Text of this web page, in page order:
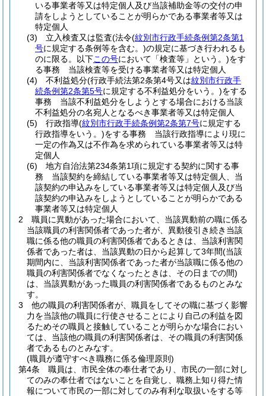
いる事業者等又は特定個人及び当該補助金等の交付の申
請をしようとしていることが明らかである事業者等又は
特定個人
(3)
立入検査又は監査(法令(紋別市行政手続条例第2条第1
号に規定する条例等を含む。)の規定に基づき行われるも
のに限る。以下この号において「検査等」という。)をす
る事務 当該検査等を受ける事業者等又は特定個人
(4)
不利益処分(行政手続法第2条第4号又は紋別市行政手
続条例第2条第5号に規定する不利益処分をいう。)をする
事務 当該不利益処分をしようとする場合における当該
不利益処分の名宛人となるべき事業者等又は特定個人
(5)
行政指導(紋別市行政手続条例第2条第7号に規定する
行政指導をいう。)をする事務 当該行政指導により現に
一定の作為又は不作為を求められている事業者等又は特
定個人
(6)
地方自治法第234条第1項に規定する契約に関する事
務 当該契約を締結している事業者等又は特定個人、当
該契約の申込みをしている事業者等又は特定個人及び当
該契約の申込みをしようとしていることが明らかである
事業者等又は特定個人
2
職員に異動があった場合において、当該異動前の職に係る
当該職員の利害関係者であった者が、異動後引き続き当該
職に係る他の職員の利害関係者であるときは、当該利害関
係者であった者は、当該異動の日から起算して3年間(当該
期間内に、当該利害関係者であった者が当該職に係る他の
職員の利害関係者でなくなったときは、その日までの間)
は、当該異動があった職員の利害関係者であるものとみな
す。
3
他の職員の利害関係者が、職員をしてその職に基づく影響
力を当該他の職員に行使させることにより自己の利益を図
るためその職員と接触していることが明らかな場合におい
ては、当該他の職員の利害関係者は、その職員の利害関係
者であるものとみなす。
(職員が遵守すべき職務に係る倫理原則)
第4条
職員は、市民全体の奉仕者であり、市民の一部に対し
てのみの奉仕者ではないことを自覚し、職務上知り得た情
報について市民の一部に対してのみ有利な取扱いをする等